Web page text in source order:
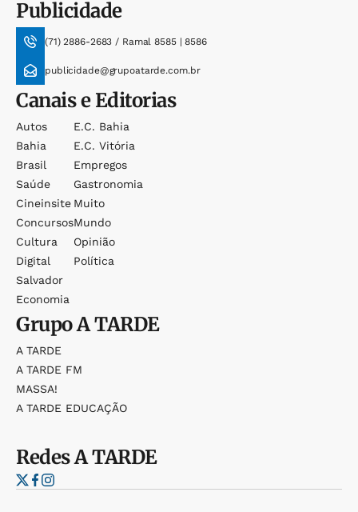
Publicidade
(71) 2886-2683 / Ramal 8585 | 8586
publicidade@grupoatarde.com.br
Canais e Editorias
Autos
Bahia
Brasil
Saúde
Cineinsite
Concursos
Cultura
Digital
Salvador
Economia
E.c. Bahia
E.c. Vitória
Empregos
Gastronomia
Muito
Mundo
Opinião
Política
GrupoA TARDE
A TARDE
A TARDE FM
MASSA!
A TARDE EDUCAÇÃO
RedesA TARDE